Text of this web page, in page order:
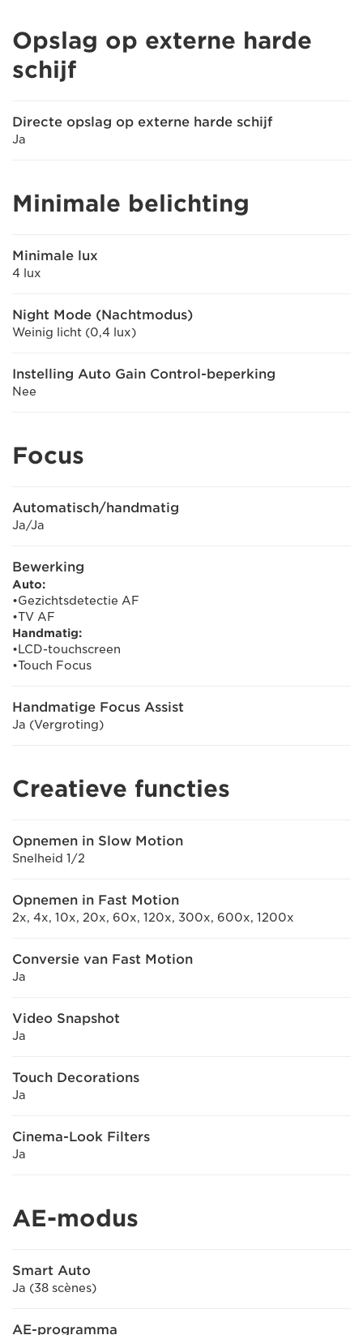
Opslag op externe harde
schijf
Directe opslag op externe harde schijf
Ja
Minimale belichting
Minimale lux
4 lux
Night Mode (Nachtmodus)
Weinig licht (0,4 lux)
Instelling Auto Gain Control-beperking
Nee
Focus
Automatisch/handmatig
Ja/Ja
Bewerking
Auto:
•Gezichtsdetectie AF
•TV AF
Handmatig:
•LCD-touchscreen
•Touch Focus
Handmatige Focus Assist
Ja (Vergroting)
Creatieve functies
Opnemen in Slow Motion
Snelheid 1/2
Opnemen in Fast Motion
2x, 4x, 10x, 20x, 60x, 120x, 300x, 600x, 1200x
Conversie van Fast Motion
Ja
Video Snapshot
Ja
Touch Decorations
Ja
Cinema-Look Filters
Ja
AE-modus
Smart Auto
Ja (38 scènes)
AE-programma